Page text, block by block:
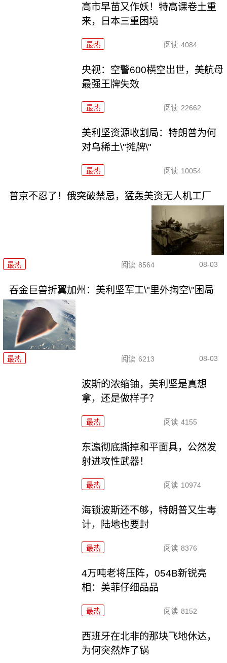
高市早苗又作妖！特高课卷土重
来，日本三重困境
最热 阅读 4084
央视：空警600横空出世，美航母
最强王牌失效
最热 阅读 22662
美利坚资源收割局：特朗普为何
对乌稀土\"摊牌\"
最热 阅读 10054
普京不忍了！俄突破禁忌，猛轰美资无人机工厂
最热 阅读 8564 08-03
吞金巨兽折翼加州：美利坚军工\"里外掏空\"困局
最热 阅读 6213 08-03
波斯的浓缩铀，美利坚是真想
拿，还是做样子？
最热 阅读 4155
东瀛彻底撕掉和平面具，公然发
射进攻性武器！
最热 阅读 10974
海锁波斯还不够，特朗普又生毒
计，陆地也要封
最热 阅读 8376
4万吨老将压阵，054B新锐亮
相：美菲仔细品品
最热 阅读 8152
西班牙在北非的那块飞地休达，
为何突然炸了锅